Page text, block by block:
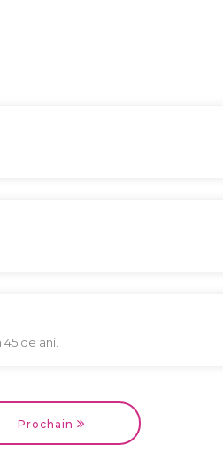
de ani.
Prochain